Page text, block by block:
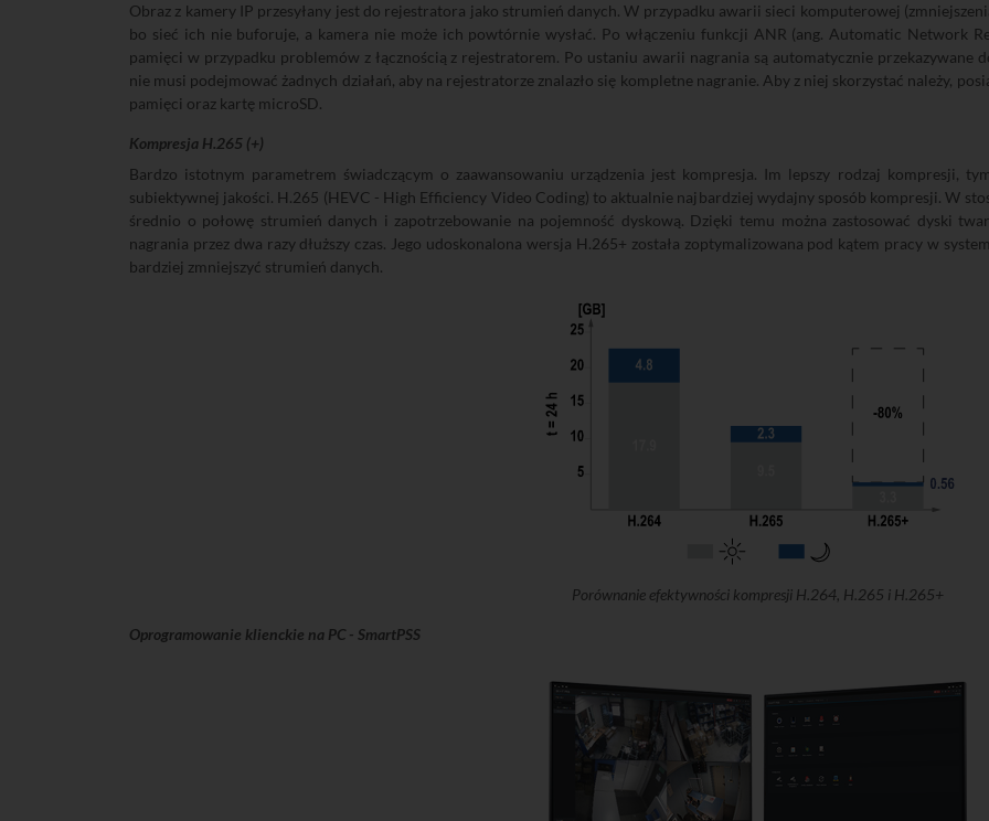
Obraz z kamery IP przesyłany jest do rejestratora jako strumień danych. W przypadku awarii sieci komputerowej
bo sieć ich nie buforuje, a kamera nie może ich powtórnie wysłać. Po włączeniu funkcji ANR (ang. Automatic Network
pamięci w przypadku problemów z łącznością z rejestratorem. Po ustaniu awarii nagrania są automatycznie
nie musi podejmować żadnych działań, aby na rejestratorze znalazło się kompletne nagranie. Aby z niej skorzystać należy,
pamięci oraz kartę microSD.
Kompresja H.265 (+)
Bardzo istotnym parametrem świadczącym o zaawansowaniu urządzenia jest kompresja. Im lepszy rodzaj kompresji,
subiektywnej jakości. H.265 (HEVC - High Efficiency Video Coding) to aktualnie najbardziej wydajny sposób kompresji. W
średnio o połowę strumień danych i zapotrzebowanie na pojemność dyskową. Dzięki temu można zastosować dyski
nagrania przez dwa razy dłuższy czas. Jego udoskonalona wersja H.265+ została zoptymalizowana pod kątem pracy w
bardziej zmniejszyć strumień danych.
Porównanie efektywności kompresji H.264, H.265 i H.265+
Oprogramowanie klienckie na PC - SmartPSS